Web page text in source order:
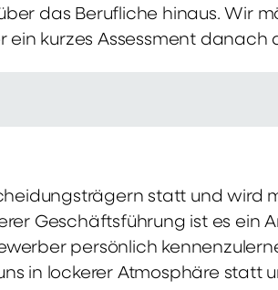
das Berufliche hinaus. Wir
ein kurzes Assessment danach
statt und wird
Geschäftsführung ist es ein
persönlich
in lockerer Atmosphäre statt